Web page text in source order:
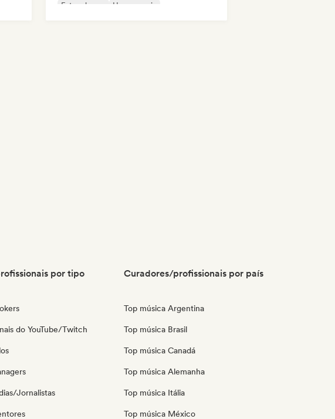
Future house
House music
por tipo
do YouTube/Twitch
Jornalistas
Curadores/profissionais por país
Top música Argentina
Top música Brasil
Top música Canadá
Top música Alemanha
Top música Itália
Top música México